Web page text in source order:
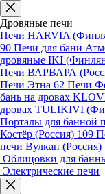
Дровяные печи
Печи HARVIA
90 Печи для бани
дровяные IKI
Печи ВАРВАРА
Печи Этна 62 Печи
бань на дровах
дровах TULIKIVI
Порталы для банной
Костёр (Россия) 109
печи Вулкан (Россия)
Облицовки для
Электрические печи